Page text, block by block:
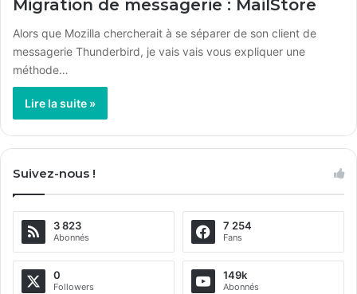
Migration de messagerie : MailStore
Alors que Mozilla chercherait à se séparer de son client de
messagerie Thunderbird, je vais vais vous expliquer une
méthode…
Lire la suite »
Suivez-nous !
3 823
Abonnés
7 254
Fans
0
Followers
149k
Abonnés